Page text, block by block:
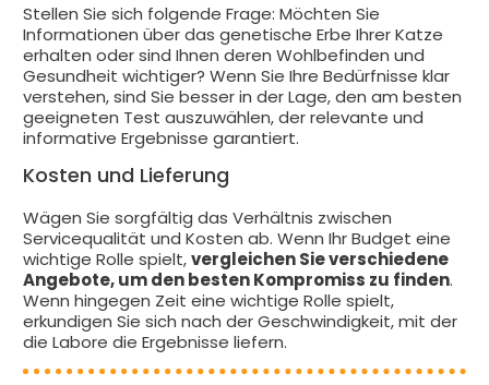
Stellen Sie sich folgende Frage: Möchten Sie
Informationen über das genetische Erbe Ihrer Katze
erhalten oder sind Ihnen deren Wohlbefinden und
Gesundheit wichtiger? Wenn Sie Ihre Bedürfnisse klar
verstehen, sind Sie besser in der Lage, den am besten
geeigneten Test auszuwählen, der relevante und
informative Ergebnisse garantiert.
Kosten und Lieferung
Wägen Sie sorgfältig das Verhältnis zwischen
Servicequalität und Kosten ab. Wenn Ihr Budget eine
wichtige Rolle spielt,vergleichen Sie verschiedene
Angebote, um den besten Kompromiss zu finden.
Wenn hingegen Zeit eine wichtige Rolle spielt,
erkundigen Sie sich nach der Geschwindigkeit, mit der
die Labore die Ergebnisse liefern.